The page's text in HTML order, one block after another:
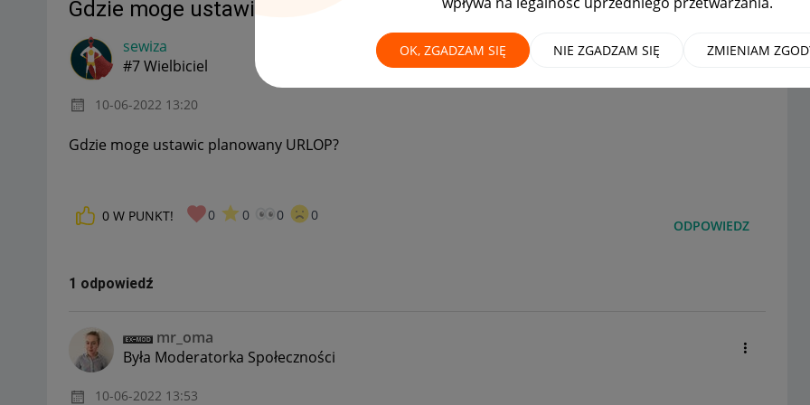
OK, ZGADZAM SIĘ NIE ZGADZAM SIĘ ZMIENIAM
Gdzie moge ustawic planowany URLOP?
sewiza
#7 Wielbiciel
‎10-06-2022 13:20
Gdzie moge ustawic planowany URLOP?
0 W PUNKT! 0 0 0 0
ODPOWIEDZ
1 odpowiedź
mr_oma
Była Moderatorka Społeczności
‎10-06-2022 13:53